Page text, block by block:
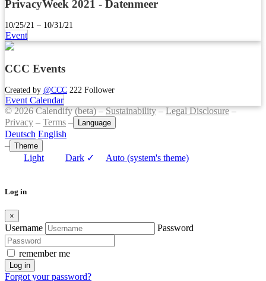
PrivacyWeek 2021 - Datenmeer
10/25/21 – 10/31/21
Event
CCC Events
Created by @CCC 222 Follower
Event Calendar
© 2026 Calendify (beta) –Sustainability–Legal Disclosure–
Privacy – Terms – Language
Deutsch English
– Theme
Light Dark ✓ Auto (system's theme)
Log in
×
Username Password
remember me
Log in
Forgot your password?